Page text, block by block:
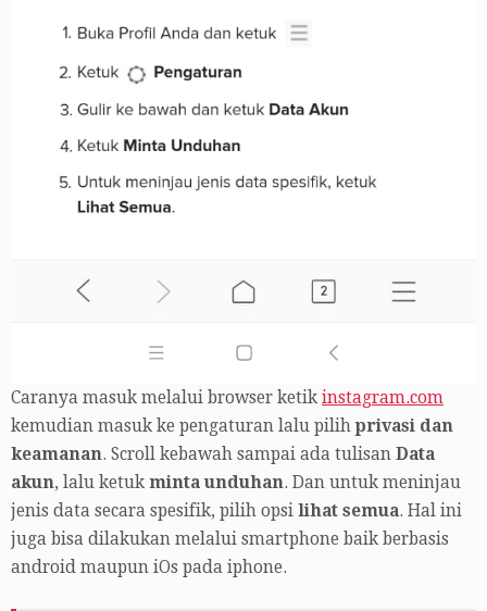
Caranya masuk melalui browser ketik instagram.com
kemudian masuk ke pengaturan lalu pilihprivasi dan
keamanan. Scroll kebawah sampai ada tulisan Data
akun, lalu ketuk minta unduhan. Dan untuk meninjau
jenis data secara spesifik, pilih opsi lihat semua. Hal ini
juga bisa dilakukan melalui smartphone baik berbasis
android maupun iOs pada iphone.